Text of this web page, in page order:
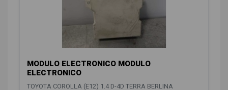
MODULO ELECTRONICO MODULO
ELECTRONICO
TOYOTA COROLLA (E12) 1.4 D-4D TERRA BERLINA